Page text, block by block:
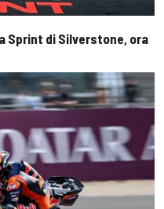
Sprint di Silverstone, ora